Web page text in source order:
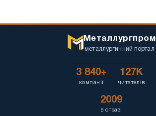
Металлургпром
металлургичний портал
3 840+
компанії
127K
читателів
2009
в отразі